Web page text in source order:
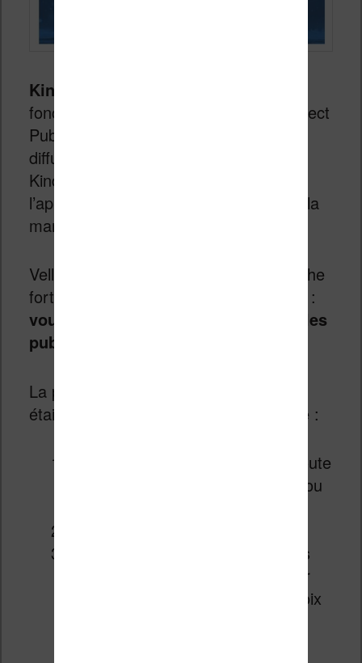
Kindle Vella
fonctionnalité du programme Kindle Direct
Publishing (KDP). KDP est utilisé pour
diffuser des ebooks sur la plateforme
Kindle via l’application smartphone,
l’application tablette ou les liseuses de la
marque.
Vella est un peu différent et se rapproche
fortement de ce que
propose :
vous pouvez écrire vos histoires et les
publier de manière épisodique.
La publication d’histoires sur Kindle
étaient jusqu’à présent assez classique :
on rédigeait un manuscrit avec toute
l’histoire (typiquement un roman ou
on récupérait des droits d’auteurs
sur chaque vente d’ebook (ou sur
les pages lues, si on faisait le choix